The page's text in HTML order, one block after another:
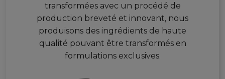
transformées avec un procédé de
production breveté et innovant, nous
produisons des ingrédients de haute
qualité pouvant être transformés en
formulations exclusives.